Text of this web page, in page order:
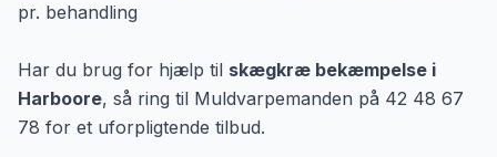
pr. behandling
Har du brug for hjælp til skægkræ bekæmpelse i
Harboore, så ring til Muldvarpemanden på 42 48 67
78 for et uforpligtende tilbud.